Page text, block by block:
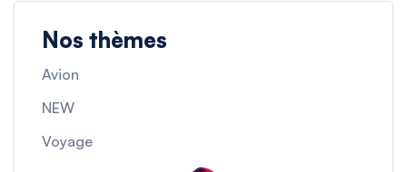
Nos thèmes
Avion
NEW
Voyage